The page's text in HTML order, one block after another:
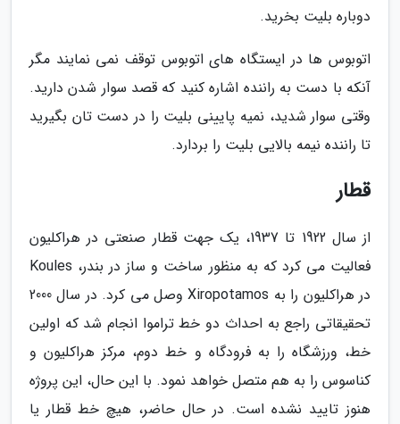
دوباره بلیت بخرید.
اتوبوس ها در ایستگاه های اتوبوس توقف نمی نمایند مگر
آنکه با دست به راننده اشاره کنید که قصد سوار شدن دارید.
وقتی سوار شدید، نمیه پایینی بلیت را در دست تان بگیرید
تا راننده نیمه بالایی بلیت را بردارد.
قطار
از سال 1922 تا 1937، یک جهت قطار صنعتی در هراکلیون
فعالیت می کرد که به منظور ساخت و ساز در بندر، Koules
در هراکلیون را به Xiropotamos وصل می کرد. در سال 2000
تحقیقاتی راجع به احداث دو خط تراموا انجام شد که اولین
خط، ورزشگاه را به فرودگاه و خط دوم، مرکز هراکلیون و
کناسوس را به هم متصل خواهد نمود. با این حال، این پروژه
هنوز تایید نشده است. در حال حاضر، هیچ خط قطار یا